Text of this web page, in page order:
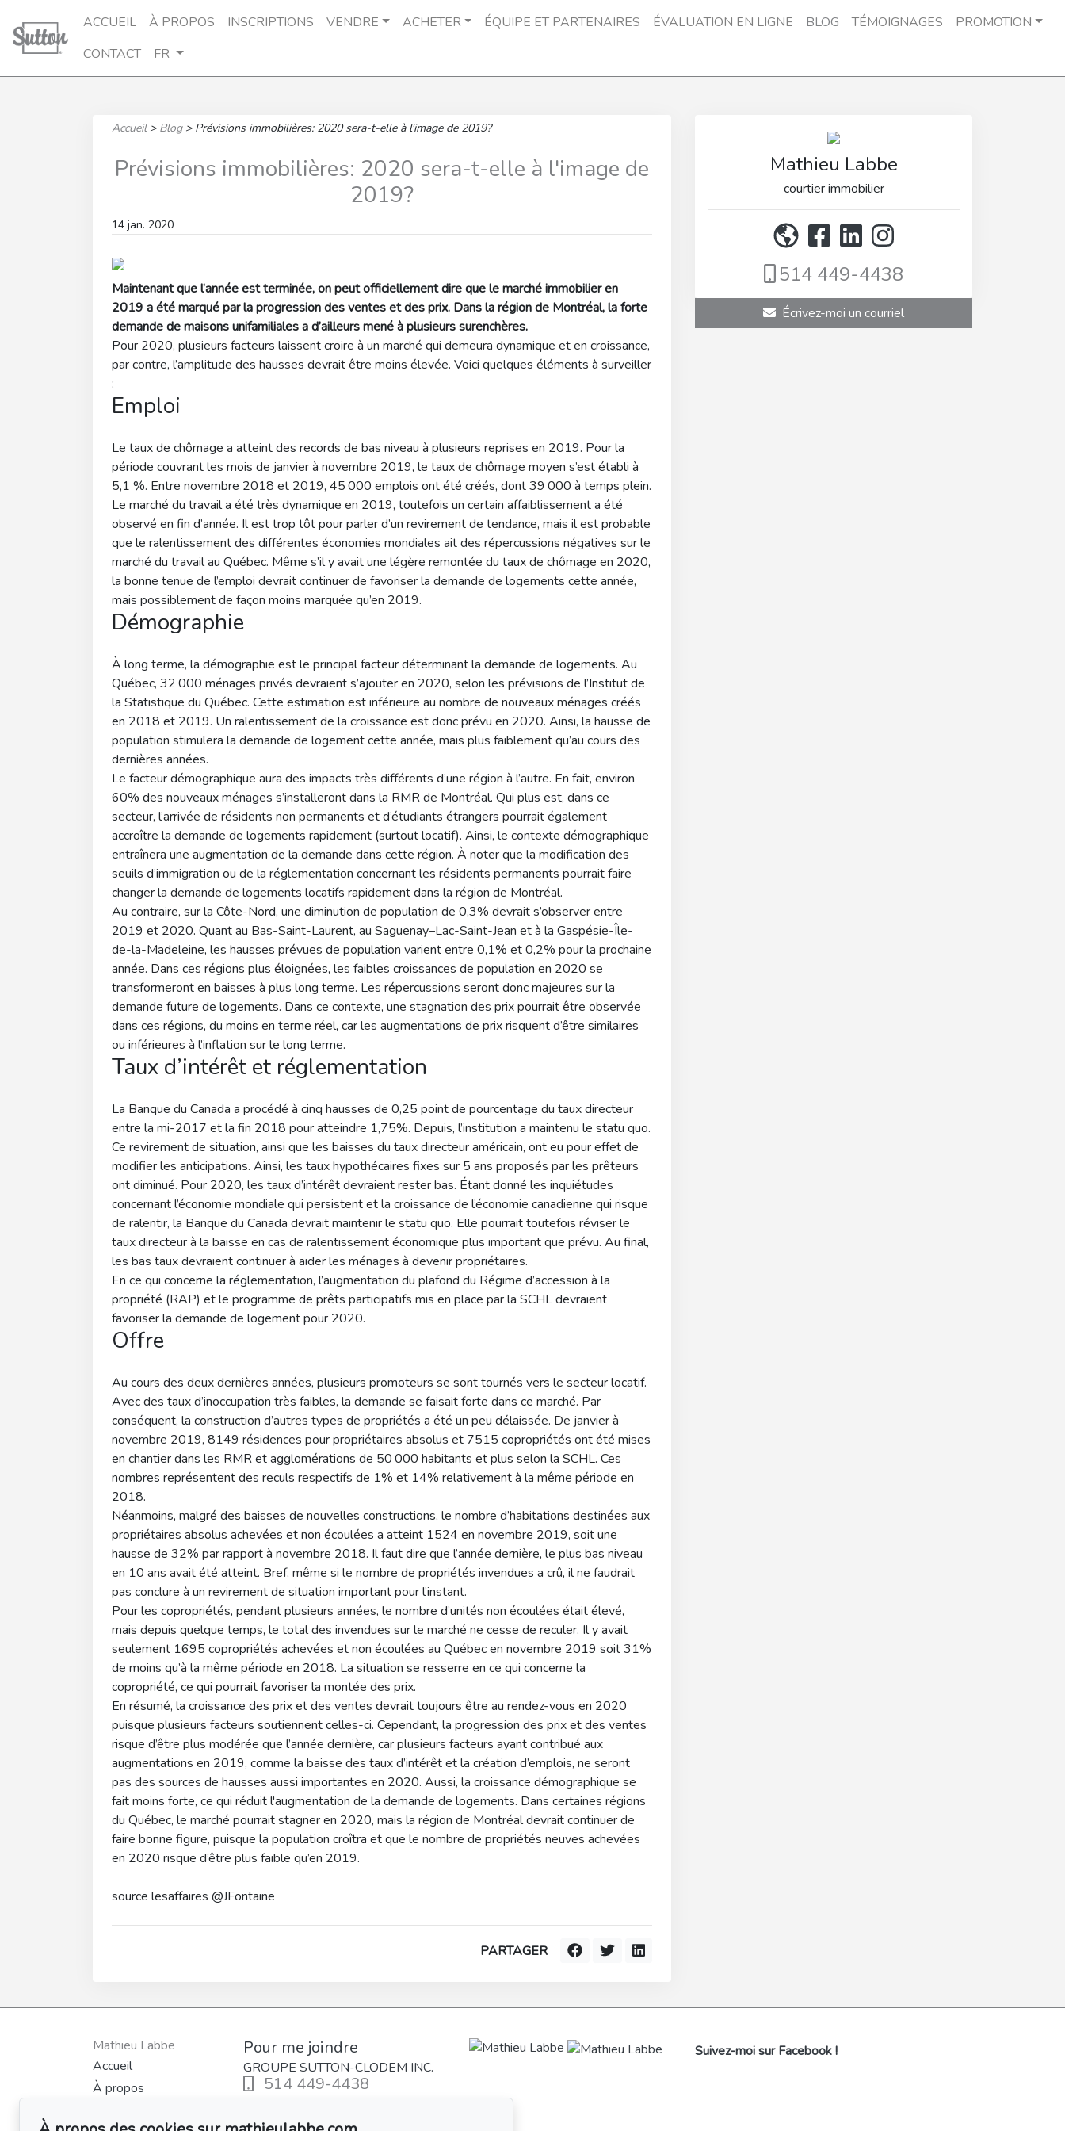
ACCUEIL À PROPOS INSCRIPTIONS VENDRE ACHETER ÉQUIPE ET PARTENAIRES ÉVALUATION EN LIGNE BLOG TÉMOIGNAGES
PROMOTION
CONTACT
FR
Accueil > Blog > Prévisions immobilières: 2020 sera-t-elle à l'image de 2019?
Prévisions immobilières: 2020 sera-t-elle à l'image de
2019?
14 jan. 2020
Maintenant que l’année est terminée, on peut officiellement dire que le marché immobilier en
2019 a été marqué par la progression des ventes et des prix. Dans la région de Montréal, la forte
demande de maisons unifamiliales a d’ailleurs mené à plusieurs surenchères.
Pour 2020, plusieurs facteurs laissent croire à un marché qui demeura dynamique et en croissance,
par contre, l’amplitude des hausses devrait être moins élevée. Voici quelques éléments à surveiller
:
Emploi
Le taux de chômage a atteint des records de bas niveau à plusieurs reprises en 2019. Pour la
période couvrant les mois de janvier à novembre 2019, le taux de chômage moyen s’est établi à
5,1 %. Entre novembre 2018 et 2019, 45 000 emplois ont été créés, dont 39 000 à temps plein.
Le marché du travail a été très dynamique en 2019, toutefois un certain affaiblissement a été
observé en fin d’année. Il est trop tôt pour parler d’un revirement de tendance, mais il est probable
que le ralentissement des différentes économies mondiales ait des répercussions négatives sur le
marché du travail au Québec. Même s’il y avait une légère remontée du taux de chômage en 2020,
la bonne tenue de l’emploi devrait continuer de favoriser la demande de logements cette année,
mais possiblement de façon moins marquée qu’en 2019.
Démographie
À long terme, la démographie est le principal facteur déterminant la demande de logements. Au
Québec, 32 000 ménages privés devraient s’ajouter en 2020, selon les prévisions de l’Institut de
la Statistique du Québec. Cette estimation est inférieure au nombre de nouveaux ménages créés
en 2018 et 2019. Un ralentissement de la croissance est donc prévu en 2020. Ainsi, la hausse de
population stimulera la demande de logement cette année, mais plus faiblement qu’au cours des
dernières années.
Le facteur démographique aura des impacts très différents d’une région à l’autre. En fait, environ
60% des nouveaux ménages s’installeront dans la RMR de Montréal. Qui plus est, dans ce
secteur, l’arrivée de résidents non permanents et d’étudiants étrangers pourrait également
accroître la demande de logements rapidement (surtout locatif). Ainsi, le contexte démographique
entraînera une augmentation de la demande dans cette région. À noter que la modification des
seuils d’immigration ou de la réglementation concernant les résidents permanents pourrait faire
changer la demande de logements locatifs rapidement dans la région de Montréal.
Au contraire, sur la Côte-Nord, une diminution de population de 0,3% devrait s’observer entre
2019 et 2020. Quant au Bas-Saint-Laurent, au Saguenay–Lac-Saint-Jean et à la Gaspésie-Île-
de-la-Madeleine, les hausses prévues de population varient entre 0,1% et 0,2% pour la prochaine
année. Dans ces régions plus éloignées, les faibles croissances de population en 2020 se
transformeront en baisses à plus long terme. Les répercussions seront donc majeures sur la
demande future de logements. Dans ce contexte, une stagnation des prix pourrait être observée
dans ces régions, du moins en terme réel, car les augmentations de prix risquent d’être similaires
ou inférieures à l’inflation sur le long terme.
Taux d’intérêt et réglementation
La Banque du Canada a procédé à cinq hausses de 0,25 point de pourcentage du taux directeur
entre la mi-2017 et la fin 2018 pour atteindre 1,75%. Depuis, l’institution a maintenu le statu quo.
Ce revirement de situation, ainsi que les baisses du taux directeur américain, ont eu pour effet de
modifier les anticipations. Ainsi, les taux hypothécaires fixes sur 5 ans proposés par les prêteurs
ont diminué. Pour 2020, les taux d’intérêt devraient rester bas. Étant donné les inquiétudes
concernant l’économie mondiale qui persistent et la croissance de l’économie canadienne qui risque
de ralentir, la Banque du Canada devrait maintenir le statu quo. Elle pourrait toutefois réviser le
taux directeur à la baisse en cas de ralentissement économique plus important que prévu. Au final,
les bas taux devraient continuer à aider les ménages à devenir propriétaires.
En ce qui concerne la réglementation, l’augmentation du plafond du Régime d’accession à la
propriété (RAP) et le programme de prêts participatifs mis en place par la SCHL devraient
favoriser la demande de logement pour 2020.
Offre
Au cours des deux dernières années, plusieurs promoteurs se sont tournés vers le secteur locatif.
Avec des taux d’inoccupation très faibles, la demande se faisait forte dans ce marché. Par
conséquent, la construction d’autres types de propriétés a été un peu délaissée. De janvier à
novembre 2019, 8149 résidences pour propriétaires absolus et 7515 copropriétés ont été mises
en chantier dans les RMR et agglomérations de 50 000 habitants et plus selon la SCHL. Ces
nombres représentent des reculs respectifs de 1% et 14% relativement à la même période en
2018.
Néanmoins, malgré des baisses de nouvelles constructions, le nombre d’habitations destinées aux
propriétaires absolus achevées et non écoulées a atteint 1524 en novembre 2019, soit une
hausse de 32% par rapport à novembre 2018. Il faut dire que l’année dernière, le plus bas niveau
en 10 ans avait été atteint. Bref, même si le nombre de propriétés invendues a crû, il ne faudrait
pas conclure à un revirement de situation important pour l’instant.
Pour les copropriétés, pendant plusieurs années, le nombre d’unités non écoulées était élevé,
mais depuis quelque temps, le total des invendues sur le marché ne cesse de reculer. Il y avait
seulement 1695 copropriétés achevées et non écoulées au Québec en novembre 2019 soit 31%
de moins qu’à la même période en 2018. La situation se resserre en ce qui concerne la
copropriété, ce qui pourrait favoriser la montée des prix.
En résumé, la croissance des prix et des ventes devrait toujours être au rendez-vous en 2020
puisque plusieurs facteurs soutiennent celles-ci. Cependant, la progression des prix et des ventes
risque d’être plus modérée que l’année dernière, car plusieurs facteurs ayant contribué aux
augmentations en 2019, comme la baisse des taux d’intérêt et la création d’emplois, ne seront
pas des sources de hausses aussi importantes en 2020. Aussi, la croissance démographique se
fait moins forte, ce qui réduit l'augmentation de la demande de logements. Dans certaines régions
du Québec, le marché pourrait stagner en 2020, mais la région de Montréal devrait continuer de
faire bonne figure, puisque la population croîtra et que le nombre de propriétés neuves achevées
en 2020 risque d’être plus faible qu’en 2019.
source lesaffaires @JFontaine
PARTAGER
Mathieu Labbe
courtier immobilier
514 449-4438
Écrivez-moi un courriel
Mathieu Labbe
Accueil
À propos
Pour me joindre
GROUPE SUTTON-CLODEM INC.
514 449-4438
Écrivez-moi un courriel
Suivez-moi sur Facebook !